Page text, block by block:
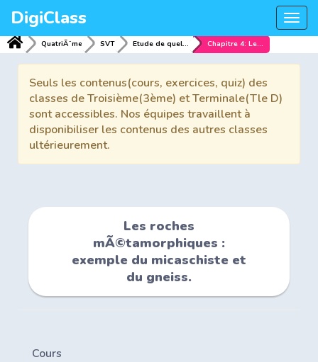
DigiClass
QuatriÃ¨me SVT Etude de quelques roches Chapitre 4: Les roches mÃ©tamorphiques : exemple du micaschiste et du gneiss.
Seuls les contenus(cours, exercices, quiz) des
classes de Troisième(3ème) et Terminale(Tle D)
sont accessibles. Nos équipes travaillent à
disponibiliser les contenus des autres classes
ultérieurement.
Les roches
mÃ©tamorphiques :
exemple du micaschiste et
du gneiss.
Cours